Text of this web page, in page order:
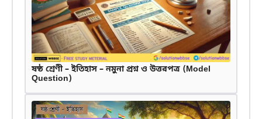
ষষ্ঠ শ্রেণী – ইতিহাস – নমুনা প্রশ্ন ও উত্তরপত্র (Model
Question)